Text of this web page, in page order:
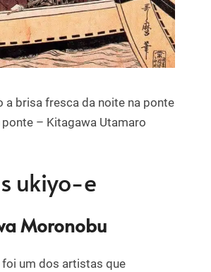
a brisa fresca da noite na ponte
ponte – Kitagawa Utamaro
ukiyo-e
Moronobu
um dos artistas que